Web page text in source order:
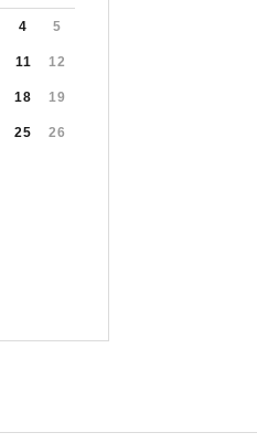
4 5
11 12
18 19
25 26